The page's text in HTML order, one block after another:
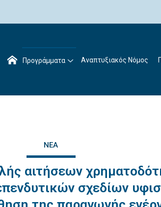
Προγράμματα Αναπτυξιακός Νόμος
ΝΈΑ
αιτήσεων
σχεδίων